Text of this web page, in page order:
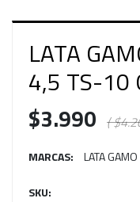
LATA
4,5 TS-10
$3.990 (
MARCAS: LATA
SKU: